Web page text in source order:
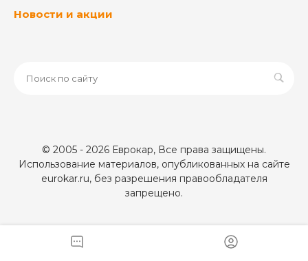
Новости и акции
© 2005 - 2026 Еврокар, Все права защищены.
Использование материалов, опубликованных на сайте
eurokar.ru, без разрешения правообладателя
запрещено.